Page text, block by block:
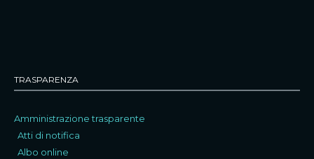
TRASPARENZA
Amministrazione trasparente
Atti di notifica
Albo online